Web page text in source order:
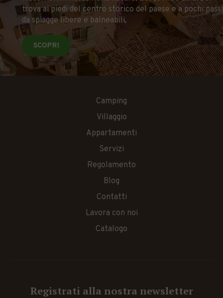
trova ai piedi del centro storico del paese e a pochi passi
da spiagge libere e balneabili.
SCOPRI
Camping
Villaggio
Appartamenti
Servizi
Regolamento
Blog
Contatti
Lavora con noi
Catalogo
Registrati alla nostra newsletter